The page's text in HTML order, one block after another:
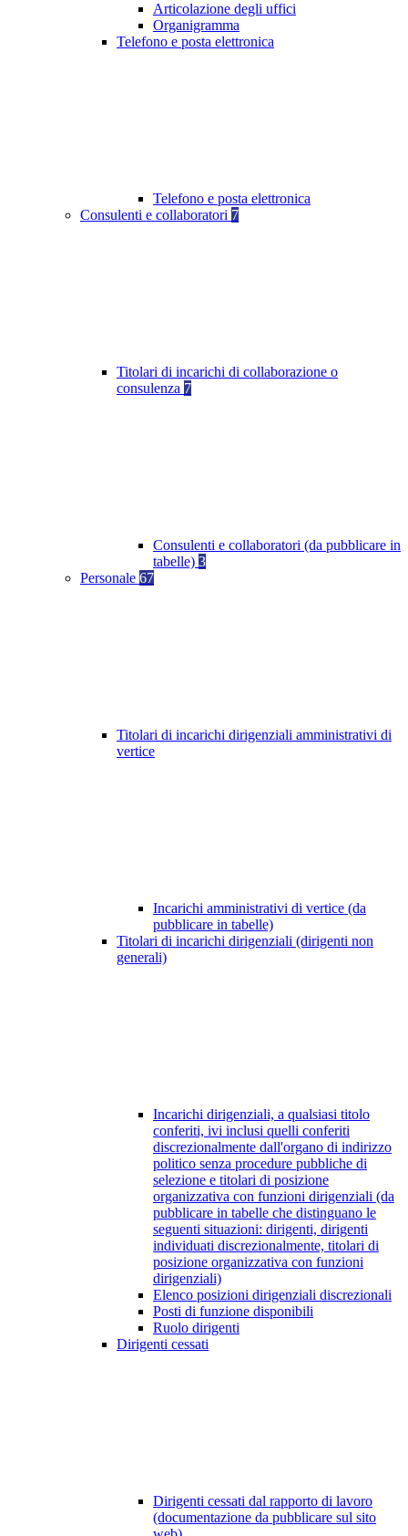
Articolazione degli uffici
Organigramma
Telefono e posta elettronica
Telefono e posta elettronica
Consulenti e collaboratori 7
Titolari di incarichi di collaborazione o
consulenza 7
Consulenti e collaboratori (da pubblicare in
tabelle) 3
Personale 67
Titolari di incarichi dirigenziali amministrativi di
vertice
Incarichi amministrativi di vertice (da
pubblicare in tabelle)
Titolari di incarichi dirigenziali (dirigenti non
generali)
Incarichi dirigenziali, a qualsiasi titolo
conferiti, ivi inclusi quelli conferiti
discrezionalmente dall'organo di indirizzo
politico senza procedure pubbliche di
selezione e titolari di posizione
organizzativa con funzioni dirigenziali (da
pubblicare in tabelle che distinguano le
seguenti situazioni: dirigenti, dirigenti
individuati discrezionalmente, titolari di
posizione organizzativa con funzioni
dirigenziali)
Elenco posizioni dirigenziali discrezionali
Posti di funzione disponibili
Ruolo dirigenti
Dirigenti cessati
Dirigenti cessati dal rapporto di lavoro
(documentazione da pubblicare sul sito